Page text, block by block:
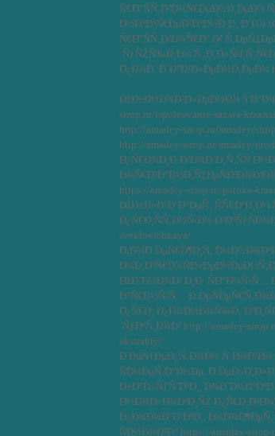
Ñ€Ð°ÑÑ‚Ð²Ð¾Ñ€ÐµÐ½Ð¸ÐµÐ¼
Ð½Ð°Ð³Ñ€ÐµÐ²Ð°Ð½Ð¸Ð¸ Ð´Ð¾
Ñ€Ð°ÑÑ‚Ð²Ð¾Ñ€Ð° Ð²
´ÑƒÑŽÑ‰Ð¸Ð¼
Ð¿Ð¾Ð´ Ð´Ð°Ð²Ð»ÐµÐ½Ð¸ÐµÐ¼
ÐžÐ±Ð½Ð¾Ð²Ð»ÐµÐ½Ð¾ 5
sirop.ru/ispolzovanie-saxara-
http://amadey-sirop.ru/amadey/
http://amadey-sirop.ru/amadey/
Ð¿Ñ€Ð¾Ð¸Ð·Ð²Ð¾Ð´Ð¸Ñ‚ÑÑ
https://amadey-sirop.ru/patoka-
ÐžÐ±Ð»Ð°Ð´Ð°ÐµÑ‚
Ð¿Ñ€Ð¸ÑÑ‚Ð½Ñ‹Ð¼
sveklovichnaya/
Ð¡Ð¾Ð´ÐµÑ€Ð¶Ð¸Ñ‚
ÐžÐ´Ð½Ð¾Ð¹ Ð¸Ð· ÑÐ°Ð¼Ñ‹Ñ…
Ð°Ñ€Ð½Ñ‹Ñ… Ð´ÐµÑÐµÑ€Ñ‚Ð¾Ð²
Ð¿Ñ€Ð¸ Ð¿Ð¾Ð¼Ð¾Ñ‰Ð¸
´ÑƒÐºÑ‚Ð¾Ð² http://amadey-
ekstrakty/
Ð ÐµÑ†ÐµÐ¿Ñ‚Ð¾Ð¼ Ñ‚Ð¾Ð³Ð¾,
ÑÐ¼ÐµÑ‚Ð°Ð½Ðµ,
Ð±Ð°Ð±ÑƒÑˆÐºÐ¸,
Ð½Ð¾Ð»Ð¾Ð³Ð¸ÑŽ
Ð¿Ð¾Ð¼Ð°Ð´ÐºÐ¸, Ð¼Ð¾Ð¶ÐµÑ‚
ÑÐ½Ð¾Ð²Ð° https://amadey-